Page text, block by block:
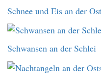
Schnee und Eis an der
Schwansen an der Schlei